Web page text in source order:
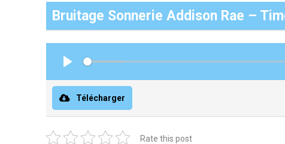
Bruitage Sonnerie Addison Rae –
Télécharger
Rate this post